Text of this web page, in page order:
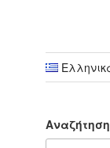
Αναζήτηση